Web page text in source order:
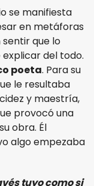
se manifiesta
en metáforas
sentir que lo
del todo.
poeta. Para su
le resultaba
y maestría,
provocó una
obra. Él
algo empezaba
tuyo como si